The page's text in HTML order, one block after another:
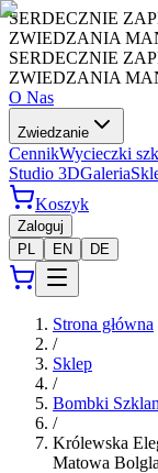
SERDECZNIE
ZWIEDZANIA
SERDECZNIE
ZWIEDZANIA
O Nas
Zwiedzanie
CennikWycieczki
Studio 3DGaleria
Koszyk
Zaloguj
PL
EN DE
Strona główna
/
Sklep
/
Bombki
/
Królewska
Matowa